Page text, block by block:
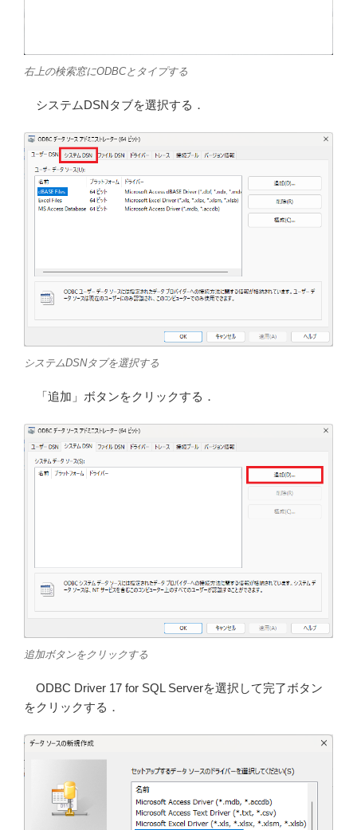
右上の検索窓にODBCとタイプする
システムDSNタブを選択する．
システムDSNタブを選択する
「追加」ボタンをクリックする．
追加ボタンをクリックする
ODBC Driver 17 for SQL Serverを選択して完了ボタン
をクリックする．